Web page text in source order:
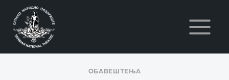
content
ОБАВЕШТЕЊА